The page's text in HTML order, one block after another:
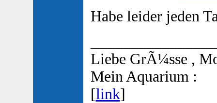
Habe leider jeden
Liebe GrÃ¼sse ,
Mein Aquarium :
[link]